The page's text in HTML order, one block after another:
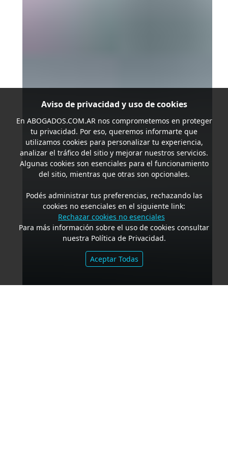
Aviso de privacidad y uso de cookies
En ABOGADOS.COM.ARnos comprometemos en proteger
tu privacidad. Por eso, queremos informarte que
utilizamos cookies para personalizar tu experiencia,
analizar el tráfico del sitio y mejorar nuestros servicios.
Algunas cookies son esenciales para el funcionamiento
del sitio, mientras que otras son opcionales.
Podés administrar tus preferencias, rechazando las
cookies no esenciales en el siguiente link:
Rechazar cookies no esenciales
Para más información sobre el uso de cookies consultar
nuestra Política de Privacidad.
Aceptar Todas